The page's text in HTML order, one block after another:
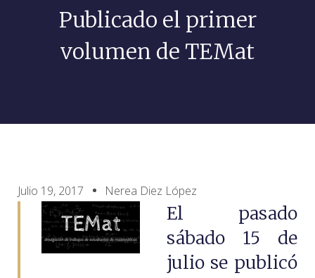
Publicado el primer
volumen de TEMat
Julio 19, 2017 Nerea Diez López
El pasado
sábado 15 de
julio se publicó